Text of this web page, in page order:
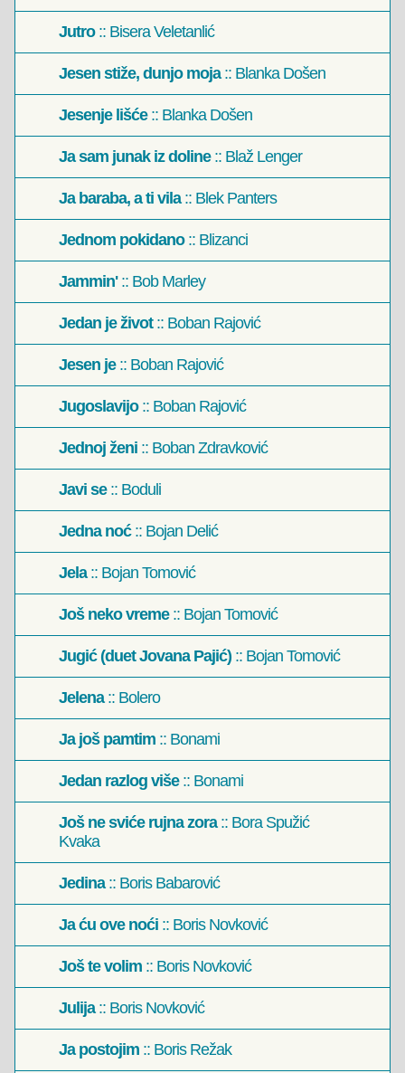
Jutro:: Bisera Veletanlić
Jesen stiže, dunjo moja:: Blanka Došen
Jesenje lišće:: Blanka Došen
Ja sam junak iz doline:: Blaž Lenger
Ja baraba, a ti vila:: Blek Panters
Jednom pokidano:: Blizanci
Jammin':: Bob Marley
Jedan je život:: Boban Rajović
Jesen je:: Boban Rajović
Jugoslavijo:: Boban Rajović
Jednoj ženi :: Boban Zdravković
Javi se:: Boduli
Jedna noć:: Bojan Delić
Jela:: Bojan Tomović
Još neko vreme:: Bojan Tomović
Jugić (duet Jovana Pajić) :: Bojan Tomović
Jelena:: Bolero
Ja još pamtim :: Bonami
Jedan razlog više:: Bonami
Još ne sviće rujna zora:: Bora Spužić
Kvaka
Jedina:: Boris Babarović
Ja ću ove noći :: Boris Novković
Još te volim :: Boris Novković
Julija:: Boris Novković
Ja postojim :: Boris Režak